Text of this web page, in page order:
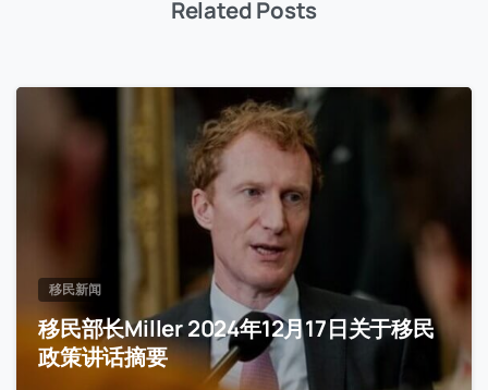
Related Posts
移民新闻
移民部长Miller 2024年12月17日关于移民
政策讲话摘要